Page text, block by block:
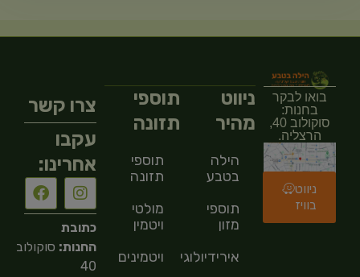
בואו לבקר
בחנות:
סוקולוב 40,
הרצליה.
ניווט
בוויז
ניווט
מהיר
הילה
בטבע
תוספי
מזון
אירידיולוגיה
תוספי
תזונה
תוספי
תזונה
מולטי
ויטמין
ויטמינים
צרו קשר
עקבו
אחרינו:
כתובת
החנות: סוקולוב
40